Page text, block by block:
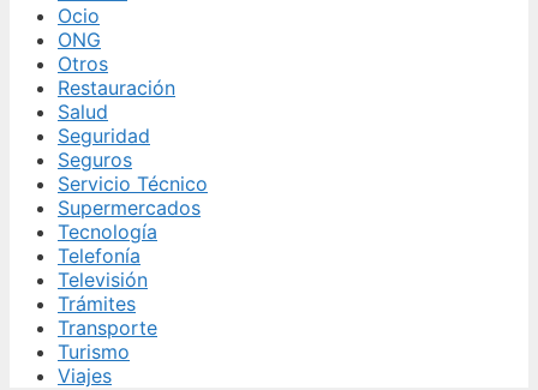
Ocio
ONG
Otros
Restauración
Salud
Seguridad
Seguros
Servicio Técnico
Supermercados
Tecnología
Telefonía
Televisión
Trámites
Transporte
Turismo
Viajes